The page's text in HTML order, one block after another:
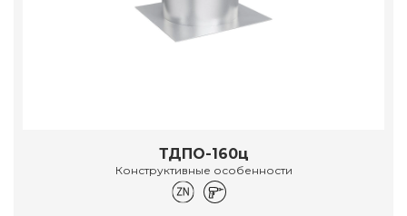
ТДПО-160ц
Конструктивные особенности